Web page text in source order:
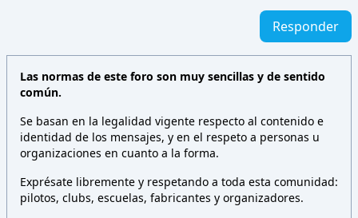
Responder
Las normas de este foro son muy sencillas y de sentido
común.
Se basan en la legalidad vigente respecto al contenido e
identidad de los mensajes, y en el respeto a personas u
organizaciones en cuanto a la forma.
Exprésate libremente y respetando a toda esta comunidad:
pilotos, clubs, escuelas, fabricantes y organizadores.